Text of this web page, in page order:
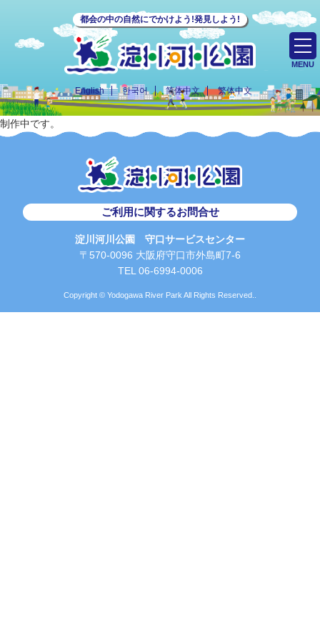
都会の中の自然にでかけよう!発見しよう!
English 한국어 简体中文 繁体中文
MENU
制作中です。
ご利用に関するお問合せ
淀川河川公園 守口サービスセンター
〒570-0096 大阪府守口市外島町7-6
TEL 06-6994-0006
Copyright © Yodogawa River Park All Rights Reserved..